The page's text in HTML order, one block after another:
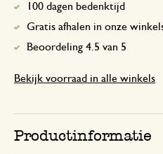
100 dagen bedenktijd
Gratis afhalen in onze
Beoordeling 4.5 van 5
Bekijk voorraad in alle winkels
Productinformatie